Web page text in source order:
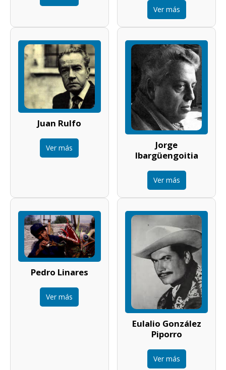
Ver más
Juan Rulfo
Ver más
Jorge
Ibargüengoitia
Ver más
Pedro Linares
Ver más
Eulalio González
Piporro
Ver más